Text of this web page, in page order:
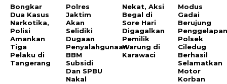
Bongkar
Dua Kasus
Narkotika,
Polisi
Amankan
Tiga
Pelaku di
Tangerang
Polres
Jaktim
Akan
Selidiki
Dugaan
Penyalahgunaan
BBM
Subsidi
Dan SPBU
Nakal
Nekat, Aksi
Begal di
Sore Hari
Digagalkan
Pemilik
Warung di
Karawaci
Modus
Gadai
Berujung
Polsek
Ciledug
Berhasil
Selamatkan
Motor
Korban